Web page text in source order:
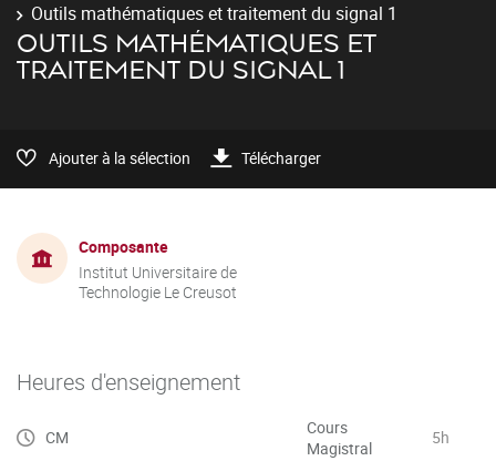
Outils mathématiques et traitement du signal 1
OUTILS MATHÉMATIQUES ET
TRAITEMENT DU SIGNAL 1
Ajouter à la sélection Télécharger
Composante
Institut Universitaire de
Technologie Le Creusot
Heures d'enseignement
CM
Cours
Magistral
5h